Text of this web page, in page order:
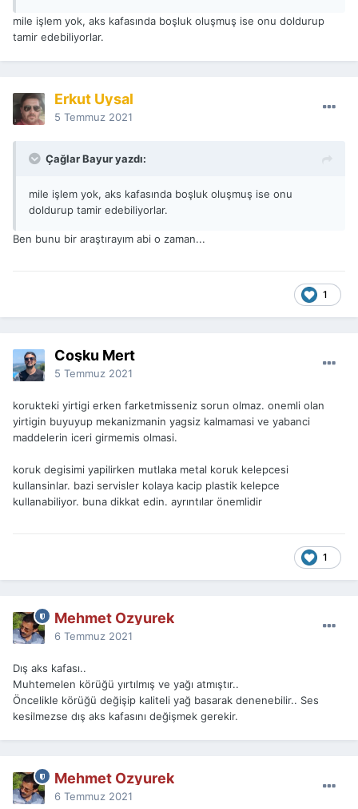
mile işlem yok, aks kafasında boşluk oluşmuş ise onu doldurup
tamir edebiliyorlar.
Erkut Uysal
5 Temmuz 2021
Çağlar Bayur yazdı:
mile işlem yok, aks kafasında boşluk oluşmuş ise onu
doldurup tamir edebiliyorlar.
Ben bunu bir araştırayım abi o zaman...
1
Coşku Mert
5 Temmuz 2021
korukteki yirtigi erken farketmisseniz sorun olmaz. onemli olan
yirtigin buyuyup mekanizmanin yagsiz kalmamasi ve yabanci
maddelerin iceri girmemis olmasi.
koruk degisimi yapilirken mutlaka metal koruk kelepcesi
kullansinlar. bazi servisler kolaya kacip plastik kelepce
kullanabiliyor. buna dikkat edin. ayrıntılar önemlidir
1
Mehmet Ozyurek
6 Temmuz 2021
Dış aks kafası..
Muhtemelen körüğü yırtılmış ve yağı atmıştır..
Öncelikle körüğü değişip kaliteli yağ basarak denenebilir.. Ses
kesilmezse dış aks kafasını değişmek gerekir.
Mehmet Ozyurek
6 Temmuz 2021